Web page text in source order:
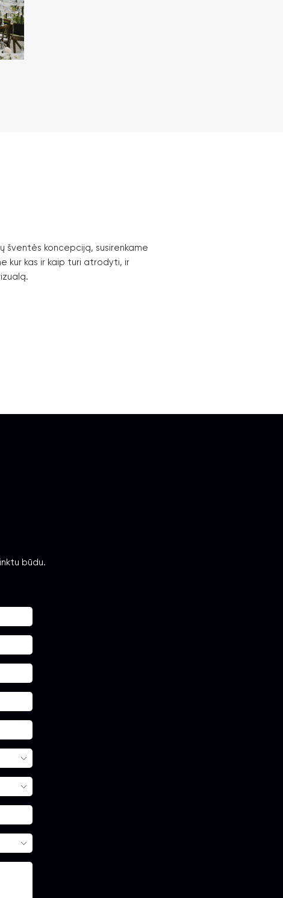
šventės koncepciją, susirenkame
kur kas ir kaip turi atrodyti, ir
būdu.